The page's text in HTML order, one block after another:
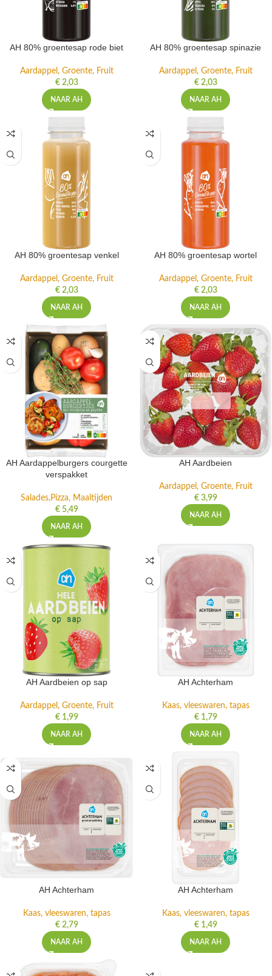
AH 80% groentesap rode biet
Aardappel, Groente, Fruit
€2,03
NAAR AH
AH 80% groentesap spinazie
Aardappel, Groente, Fruit
€2,03
NAAR AH
AH 80% groentesap venkel
Aardappel, Groente, Fruit
€2,03
NAAR AH
AH 80% groentesap wortel
Aardappel, Groente, Fruit
€2,03
NAAR AH
AH Aardappelburgers courgette
verspakket
Salades,Pizza, Maaltijden
€5,49
NAAR AH
AH Aardbeien
Aardappel, Groente, Fruit
€3,99
NAAR AH
AH Aardbeien op sap
Aardappel, Groente, Fruit
€1,99
NAAR AH
AH Achterham
Kaas, vleeswaren, tapas
€1,79
NAAR AH
AH Achterham
Kaas, vleeswaren, tapas
€2,79
NAAR AH
AH Achterham
Kaas, vleeswaren, tapas
€1,49
NAAR AH